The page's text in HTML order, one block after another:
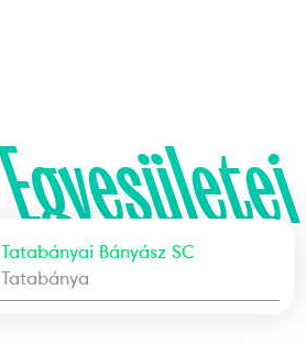
Egyesületei
Tatabányai Bányász SC
Tatabánya